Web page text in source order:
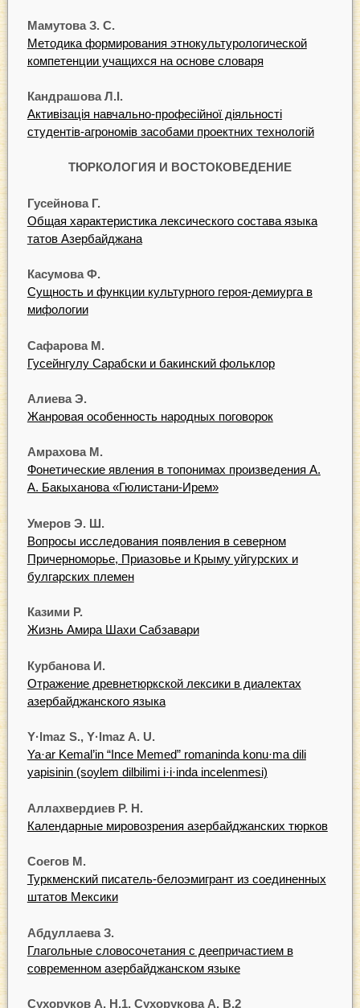
Мамутова З. С.
Методика формирования этнокультурологической
компетенции учащихся на основе словаря
Кандрашова Л.І.
Активізація навчально-професійної діяльності
студентів-агрономів засобами проектних технологій
ТЮРКОЛОГИЯ И ВОСТОКОВЕДЕНИЕ
Гусейнова Г.
Общая характеристика лексического состава языка
татов Азербайджана
Касумова Ф.
Сущность и функции культурного героя-демиурга в
мифологии
Сафарова М.
Гусейнгулу Сарабски и бакинский фольклор
Алиева Э.
Жанровая особенность народных поговорок
Амрахова М.
Фонетические явления в топонимах произведения А.
А. Бакыханова «Гюлистани-Ирем»
Умеров Э. Ш.
Вопросы исследования появления в северном
Причерноморье, Приазовье и Крыму уйгурских и
булгарских племен
Казими Р.
Жизнь Амира Шахи Сабзавари
Курбанова И.
Отражение древнетюркской лексики в диалектах
азербайджанского языка
Y·lmaz S., Y·lmaz A. U.
Ya·ar Kemal’in “Ince Memed” romaninda konu·ma dili
yapisinin (soylem dilbilimi i·i·inda incelenmesi)
Аллахвердиев Р. Н.
Календарные мировозрения азербайджанских тюрков
Соегов М.
Туркменский писатель-белоэмигрант из соединенных
штатов Мексики
Абдуллаева З.
Глагольные словосочетания с деепричастием в
современном азербайджанском языке
Сухоруков А. Н.1, Сухорукова А. В.2